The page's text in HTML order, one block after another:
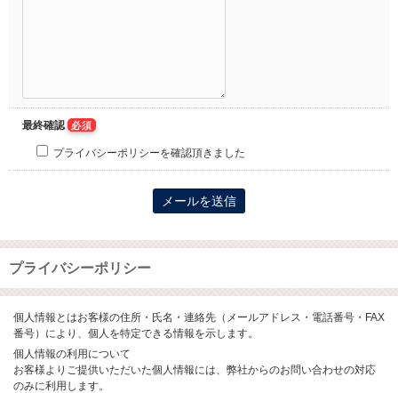
最終確認 必須
プライバシーポリシーを確認頂きました
プライバシーポリシー
個人情報とはお客様の住所・氏名・連絡先（メールアドレス・電話番号・FAX
番号）により、個人を特定できる情報を示します。
個人情報の利用について
お客様よりご提供いただいた個人情報には、弊社からのお問い合わせの対応
のみに利用します。